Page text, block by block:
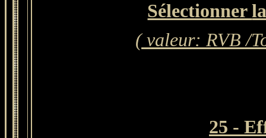
Sélectionner
( valeur: RVB /
25 -